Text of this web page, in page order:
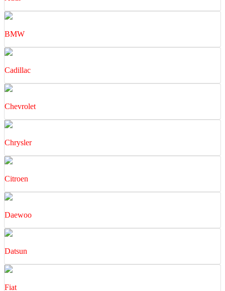
BMW
Cadillac
Chevrolet
Chrysler
Citroen
Daewoo
Datsun
Fiat